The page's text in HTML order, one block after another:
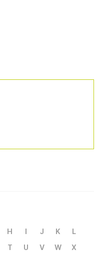
H I J K
L
T U V W
X